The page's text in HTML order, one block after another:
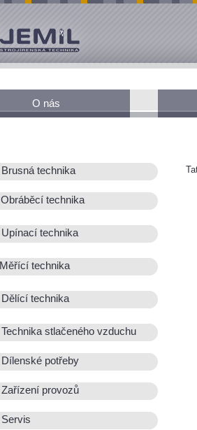
O nás
Brusná technika
Obráběcí technika
Upínací technika
Měřící technika
Dělící technika
Technika stlačeného vzduchu
Dílenské potřeby
Zařízení provozů
Servis